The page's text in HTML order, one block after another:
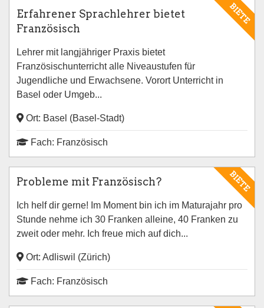
BIETE
Erfahrener Sprachlehrer bietet
Französisch
Lehrer mit langjähriger Praxis bietet
Französischunterricht alle Niveaustufen für
Jugendliche und Erwachsene. Vorort Unterricht in
Basel oder Umgeb...
Ort: Basel (Basel-Stadt)
Fach: Französisch
BIETE
Probleme mit Französisch?
Ich helf dir gerne! Im Moment bin ich im Maturajahr pro
Stunde nehme ich 30 Franken alleine, 40 Franken zu
zweit oder mehr. Ich freue mich auf dich...
Ort: Adliswil (Zürich)
Fach: Französisch